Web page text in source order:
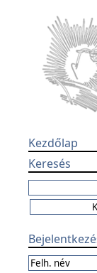
Kezdőlap
Keresés